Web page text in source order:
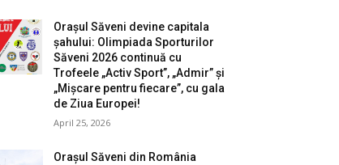
Orașul Săveni devine capitala
șahului: Olimpiada Sporturilor
Săveni 2026 continuă cu
Trofeele „Activ Sport”, „Admir” și
„Mișcare pentru fiecare”, cu gala
de Ziua Europei!
April 25, 2026
Orașul Săveni din România